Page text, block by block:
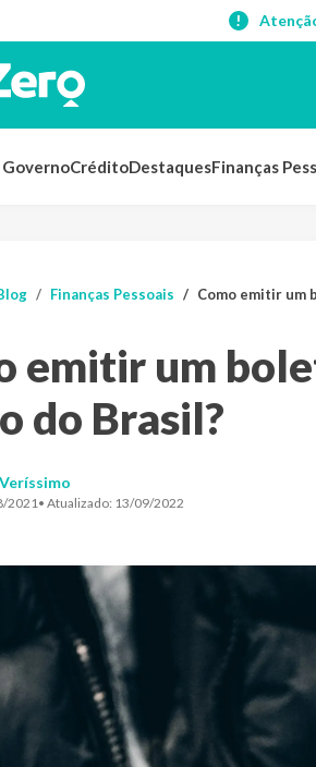
CréditoDestaquesFinanças
Finanças Pessoais Como emitir um
emitir um
do Brasil?
2021• Atualizado: 13/09/2022